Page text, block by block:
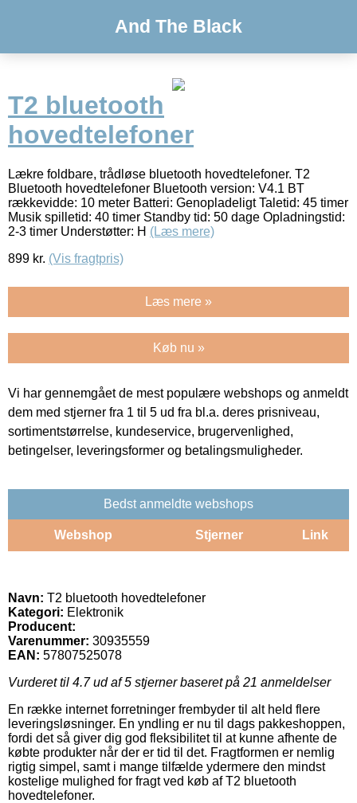
And The Black
T2 bluetooth
hovedtelefoner
Lækre foldbare, trådløse bluetooth hovedtelefoner. T2
Bluetooth hovedtelefoner Bluetooth version: V4.1 BT
rækkevidde: 10 meter Batteri: Genopladeligt Taletid: 45 timer
Musik spilletid: 40 timer Standby tid: 50 dage Opladningstid:
2-3 timer Understøtter: H (Læs mere)
899 kr. (Vis fragtpris)
Læs mere »
Køb nu »
Vi har gennemgået de mest populære webshops og anmeldt
dem med stjerner fra 1 til 5 ud fra bl.a. deres prisniveau,
sortimentstørrelse, kundeservice, brugervenlighed,
betingelser, leveringsformer og betalingsmuligheder.
Bedst anmeldte webshops
Webshop Stjerner Link
Navn: T2 bluetooth hovedtelefoner
Kategori: Elektronik
Producent:
Varenummer: 30935559
EAN: 57807525078
Vurderet til 4.7ud af 5 stjerner baseret på 21 anmeldelser
En række internet forretninger frembyder til alt held flere
leveringsløsninger. En yndling er nu til dags pakkeshoppen,
fordi det så giver dig god fleksibilitet til at kunne afhente de
købte produkter når der er tid til det. Fragtformen er nemlig
rigtig simpel, samt i mange tilfælde ydermere den mindst
kostelige mulighed for fragt ved køb af T2 bluetooth
hovedtelefoner.